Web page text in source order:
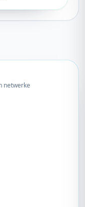
netwerke